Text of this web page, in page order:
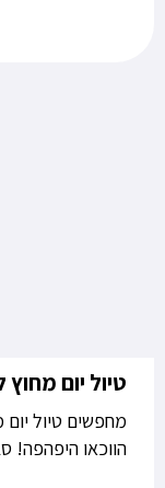
טיול יום
מחפשים טיול
הווכאו היפהפה!